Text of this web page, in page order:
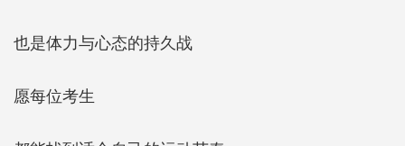
也是体力与心态的持久战
愿每位考生